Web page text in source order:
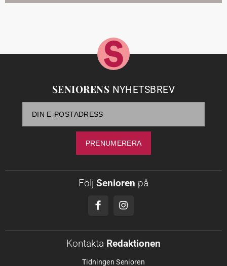
SENIORENS NYHETSBREV
Följ Senioren på
Kontakta Redaktionen
Tidningen Senioren